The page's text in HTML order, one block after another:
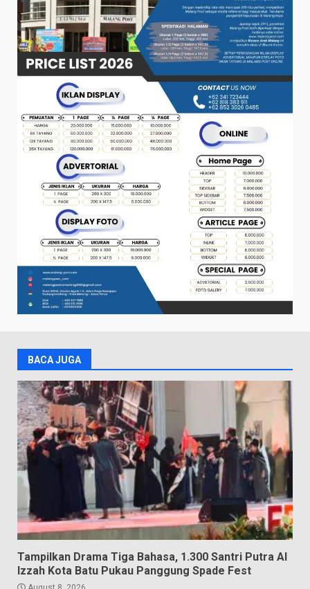
BACA JUGA
Tampilkan Drama Tiga Bahasa, 1.300 Santri Putra Al
Izzah Kota Batu Pukau Panggung Spade Fest